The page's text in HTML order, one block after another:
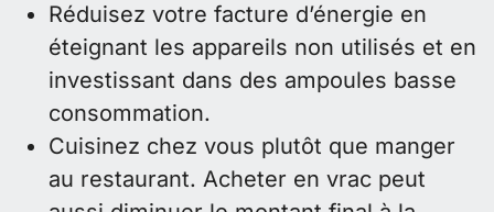
Réduisez votre facture d’énergie en
éteignant les appareils non utilisés et en
investissant dans des ampoules basse
consommation.
Cuisinez chez vous plutôt que manger
au restaurant. Acheter en vrac peut